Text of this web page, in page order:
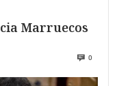
Marruecos
0